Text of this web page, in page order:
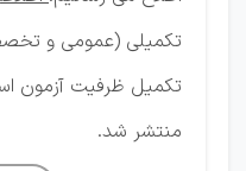
تکمیلی (عمومی و
منتشر شد.